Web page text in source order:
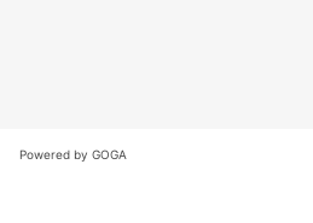
Powered by GOGA